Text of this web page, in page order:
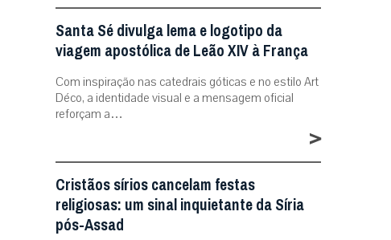
Santa Sé divulga lema e logotipo da
viagem apostólica de Leão XIV à França
Com inspiração nas catedrais góticas e no estilo Art
Déco, a identidade visual e a mensagem oficial
reforçam a…
>
Cristãos sírios cancelam festas
religiosas: um sinal inquietante da Síria
pós-Assad